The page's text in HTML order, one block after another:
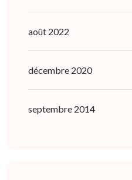
août 2022
décembre 2020
septembre 2014